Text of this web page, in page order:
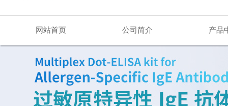
网站首页 公司简介 产品